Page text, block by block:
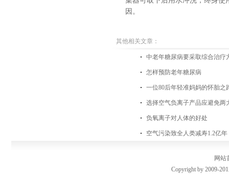
因。
其他相关文章：
中老年糖尿病要采取综合治疗
怎样预防老年糖尿病
一位80后年轻准妈妈的怀胎之
选择空气负离子产品应避免两
负氧离子对人体的好处
空气污染致全人类减寿1.2亿
网站
Copyright by 2009-